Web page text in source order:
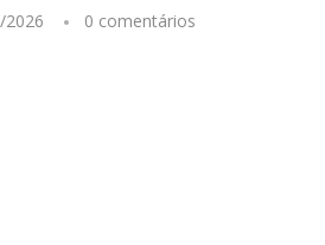
2026 0 comentários